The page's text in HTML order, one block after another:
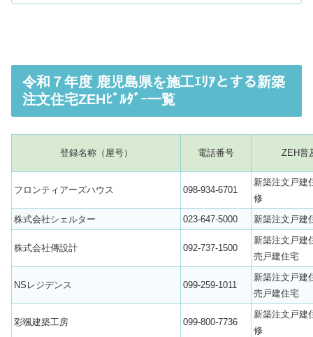
令和７年度 鹿児島県を施工ｴﾘｱとする新築
注文住宅ZEHﾋﾞﾙﾀﾞｰ一覧
登録名称（屋号） 電話番号 ZEH普
フロンティアーズハウス 098-934-6701
新築注文戸建
修
株式会社シェルター
023-647-5000 新築注文戸建
株式会社傳設計 092-737-1500
新築注文戸建
売戸建住宅
NSレジデンス 099-259-1011
新築注文戸建
売戸建住宅
彩颯建築工房 099-800-7736
新築注文戸建
修